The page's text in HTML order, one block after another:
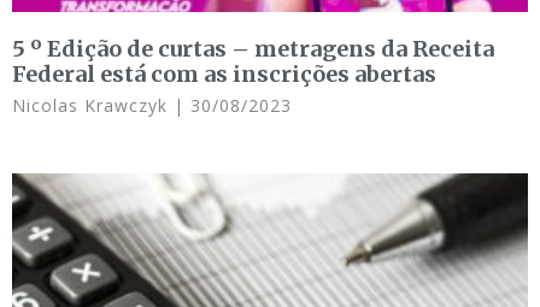
5 º Edição de curtas – metragens da Receita
Federal está com as inscrições abertas
Nicolas Krawczyk 30/08/2023